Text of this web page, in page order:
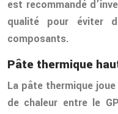
est recommandé
qualité pour éviter
composants.
Pâte thermique
La pâte thermique
de chaleur entre le